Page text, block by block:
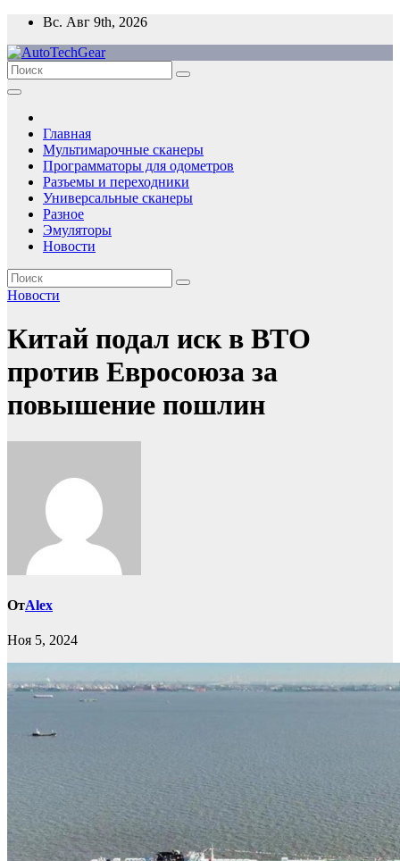
Перейти
содержимому
Вс. Авг 9th, 2026
Главная
Мультимарочные сканеры
Программаторы для одометров
Разъемы и переходники
Универсальные сканеры
Разное
Эмуляторы
Новости
Новости
Китай подал иск в ВТО
против Евросоюза за
повышение пошлин
ОтAlex
Ноя 5, 2024